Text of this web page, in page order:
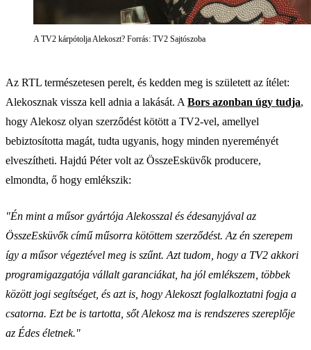
A TV2 kárpótolja Alekoszt? Forrás: TV2 Sajtószoba
Az RTL természetesen perelt, és kedden meg is született az ítélet:
Alekosznak vissza kell adnia a lakását. A Bors azonban úgy tudja,
hogy Alekosz olyan szerződést kötött a TV2-vel, amellyel
bebiztosította magát, tudta ugyanis, hogy minden nyereményét
elveszítheti. Hajdú Péter volt az ÖsszeEsküvők producere,
elmondta, ő hogy emlékszik:
"Én mint a műsor gyártója Alekosszal és édesanyjával az
ÖsszeEsküvők című műsorra kötöttem szerződést. Az én szerepem
így a műsor végeztével meg is szűnt. Azt tudom, hogy a TV2 akkori
programigazgatója vállalt garanciákat, ha jól emlékszem, többek
között jogi segítséget, és azt is, hogy Alekoszt foglalkoztatni fogja a
csatorna. Ezt be is tartotta, sőt Alekosz ma is rendszeres szereplője
az Édes életnek."